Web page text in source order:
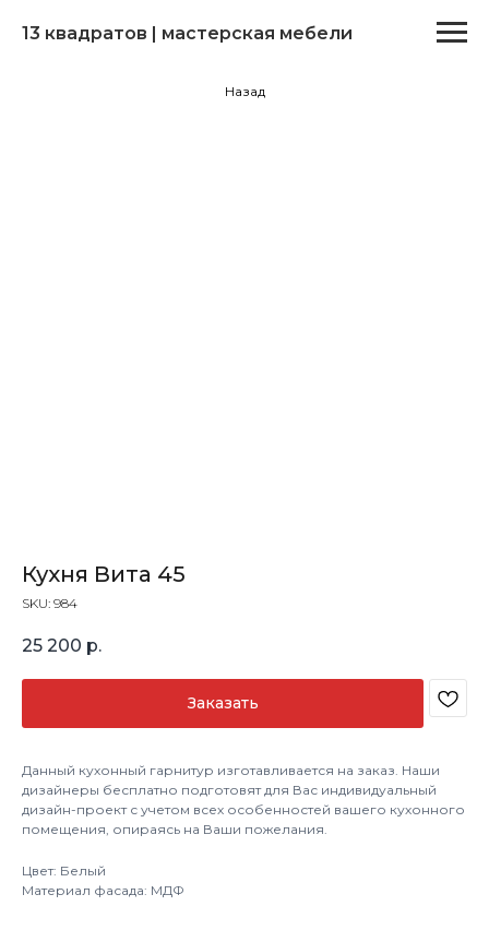
13 квадратов | мастерская мебели
Назад
Кухня Вита 45
SKU: 984
25 200 р.
Заказать
Данный кухонный гарнитур изготавливается на заказ. Наши
дизайнеры бесплатно подготовят для Вас индивидуальный
дизайн-проект с учетом всех особенностей вашего кухонного
помещения, опираясь на Ваши пожелания.
Цвет: Белый
Материал фасада: МДФ